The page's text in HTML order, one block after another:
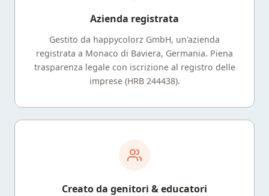
Azienda registrata
Gestito da happycolorz GmbH, un'azienda
registrata a Monaco di Baviera, Germania. Piena
trasparenza legale con iscrizione al registro delle
imprese (HRB 244438).
Creato da genitori & educatori